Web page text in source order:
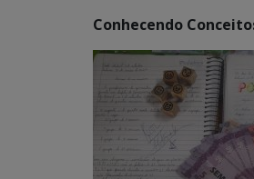
Conhecendo